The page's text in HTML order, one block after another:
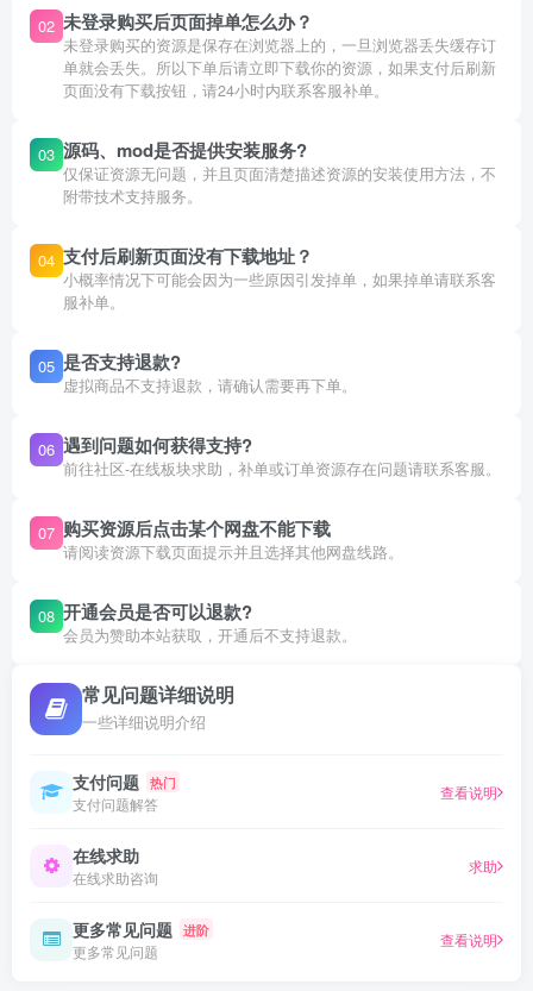
02 未登录购买后页面掉单怎么办？
未登录购买的资源是保存在浏览器上的，一旦浏览器丢失缓存订
单就会丢失。所以下单后请立即下载你的资源，如果支付后刷新
页面没有下载按钮，请24小时内联系客服补单。
03 源码、mod是否提供安装服务?
仅保证资源无问题，并且页面清楚描述资源的安装使用方法，不
附带技术支持服务。
04 支付后刷新页面没有下载地址？
小概率情况下可能会因为一些原因引发掉单，如果掉单请联系客
服补单。
05 是否支持退款?
虚拟商品不支持退款，请确认需要再下单。
06 遇到问题如何获得支持?
前往社区-在线板块求助，补单或订单资源存在问题请联系客服。
07 购买资源后点击某个网盘不能下载
请阅读资源下载页面提示并且选择其他网盘线路。
08 开通会员是否可以退款?
会员为赞助本站获取，开通后不支持退款。
常见问题详细说明
一些详细说明介绍
支付问题 热门
支付问题解答
查看说明
在线求助
在线求助咨询
求助
更多常见问题 进阶
更多常见问题
查看说明